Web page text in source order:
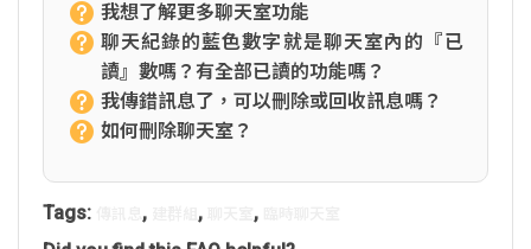
我想了解更多聊天室功能
聊天紀錄的藍色數字就是聊天室內的『已
讀』數嗎？有全部已讀的功能嗎？
我傳錯訊息了，可以刪除或回收訊息嗎？
如何刪除聊天室？
Tags: , , ,